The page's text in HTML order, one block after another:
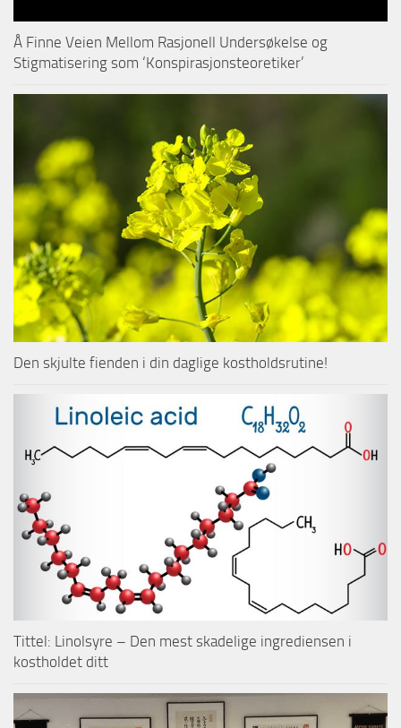
Å Finne Veien Mellom Rasjonell Undersøkelse og
Stigmatisering som ‘Konspirasjonsteoretiker’
Den skjulte fienden i din daglige kostholdsrutine!
Tittel: Linolsyre – Den mest skadelige ingrediensen i
kostholdet ditt